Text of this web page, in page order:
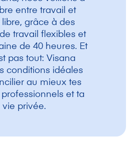
entre travail et
grâce à des
travail flexibles et
de 40 heures. Et
pas tout: Visana
conditions idéales
au mieux tes
et ta
vie privée.